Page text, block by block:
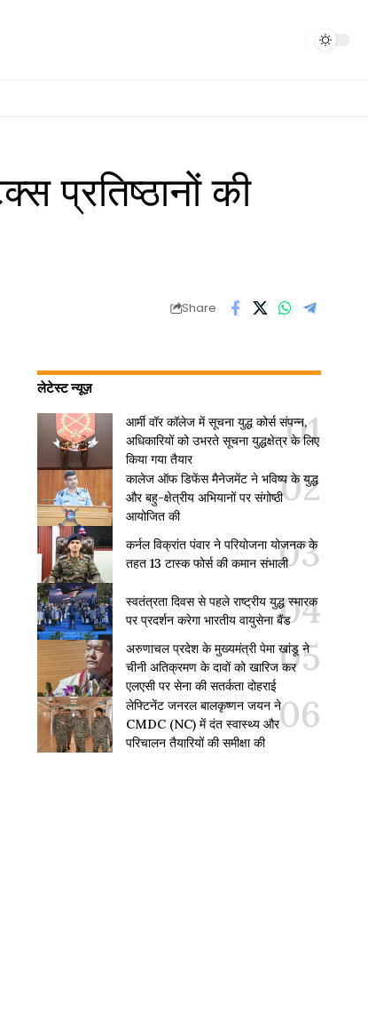
प्रतिष्ठानों की
Share
लेटेस्ट न्यूज़
आर्मी वॉर कॉलेज में सूचना युद्ध कोर्स संपन्न,
अधिकारियों को उभरते सूचना युद्धक्षेत्र के लिए
किया गया तैयार
कालेज ऑफ डिफेंस मैनेजमेंट ने भविष्य के युद्ध
और बहु-क्षेत्रीय अभियानों पर संगोष्ठी
आयोजित की
कर्नल विक्रांत पंवार ने परियोजना योजनक के
तहत 13 टास्क फोर्स की कमान संभाली
स्वतंत्रता दिवस से पहले राष्ट्रीय युद्ध स्मारक
पर प्रदर्शन करेगा भारतीय वायुसेना बैंड
अरुणाचल प्रदेश के मुख्यमंत्री पेमा खांडू ने
चीनी अतिक्रमण के दावों को खारिज कर
एलएसी पर सेना की सतर्कता दोहराई
लेफ्टिनेंट जनरल बालकृष्णन जयन ने
CMDC (NC) में दंत स्वास्थ्य और
परिचालन तैयारियों की समीक्षा की